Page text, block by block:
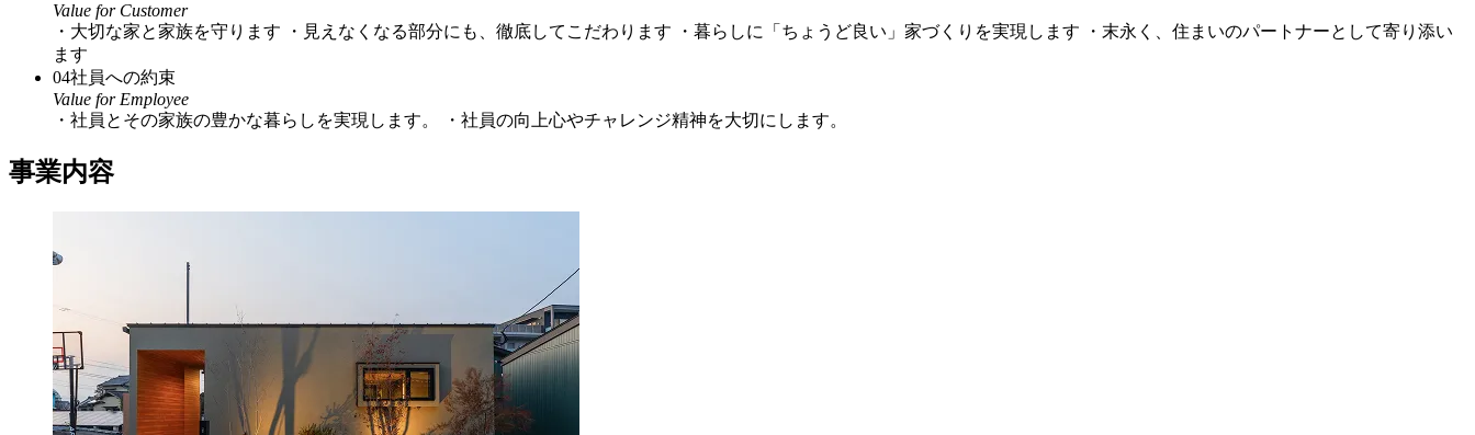
Value for Customer
・大切な家と家族を守ります ・見えなくなる部分にも、徹底してこだわります ・暮らしに「ちょうど良い」家づくりを実現します ・末永く、住まいのパートナーとして寄り添い
ます
04社員への約束
Value for Employee
・社員とその家族の豊かな暮らしを実現します。 ・社員の向上心やチャレンジ精神を大切にします。
事業内容